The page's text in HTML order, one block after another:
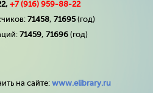
+7 (916) 959-88-22
71458, 71695(год)
71459, 71696 (год)
на сайте: www.elibrary.ru